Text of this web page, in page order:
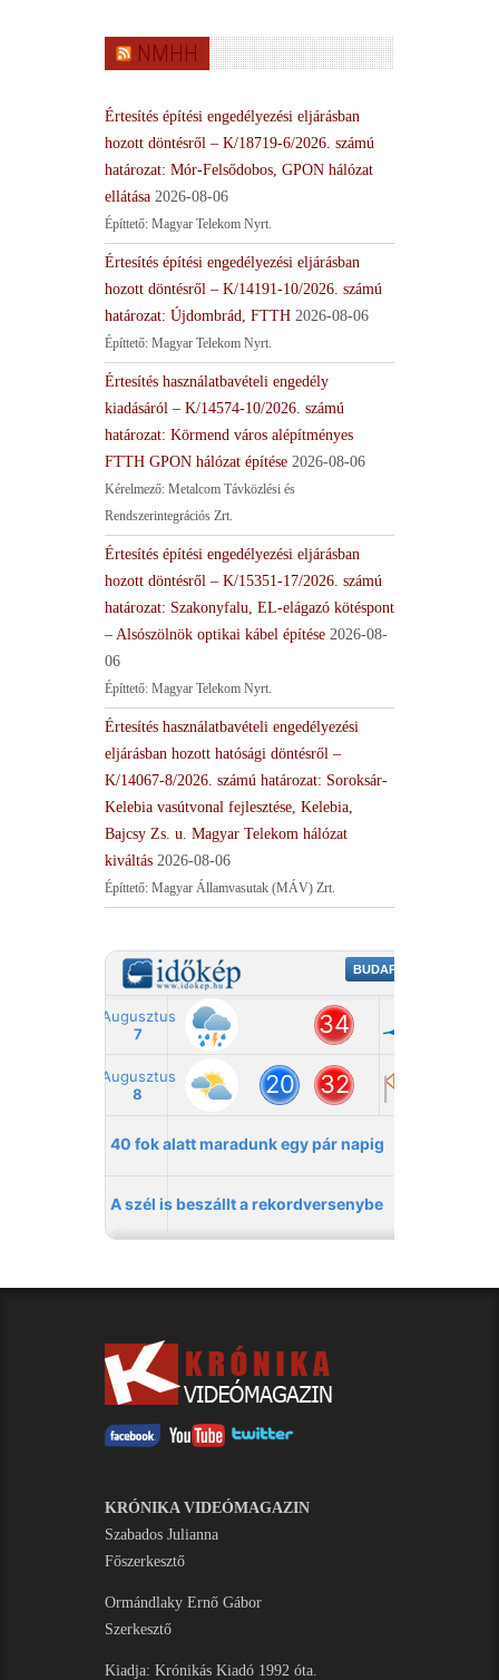
NMHH
Értesítés építési engedélyezési eljárásban
hozott döntésről – K/18719-6/2026. számú
határozat: Mór-Felsődobos, GPON hálózat
ellátása 2026-08-06
Építtető: Magyar Telekom Nyrt.
Értesítés építési engedélyezési eljárásban
hozott döntésről – K/14191-10/2026. számú
határozat: Újdombrád, FTTH 2026-08-06
Építtető: Magyar Telekom Nyrt.
Értesítés használatbavételi engedély
kiadásáról – K/14574-10/2026. számú
határozat: Körmend város alépítményes
FTTH GPON hálózat építése 2026-08-06
Kérelmező: Metalcom Távközlési és
Rendszerintegrációs Zrt.
Értesítés építési engedélyezési eljárásban
hozott döntésről – K/15351-17/2026. számú
határozat: Szakonyfalu, EL-elágazó kötéspont
– Alsószölnök optikai kábel építése 2026-08-
06
Építtető: Magyar Telekom Nyrt.
Értesítés használatbavételi engedélyezési
eljárásban hozott hatósági döntésről –
K/14067-8/2026. számú határozat: Soroksár-
Kelebia vasútvonal fejlesztése, Kelebia,
Bajcsy Zs. u. Magyar Telekom hálózat
kiváltás 2026-08-06
Építtető: Magyar Államvasutak (MÁV) Zrt.
KRÓNIKA VIDEÓMAGAZIN
Szabados Julianna
Főszerkesztő
Ormándlaky Ernő Gábor
Szerkesztő
Kiadja: Krónikás Kiadó 1992 óta.